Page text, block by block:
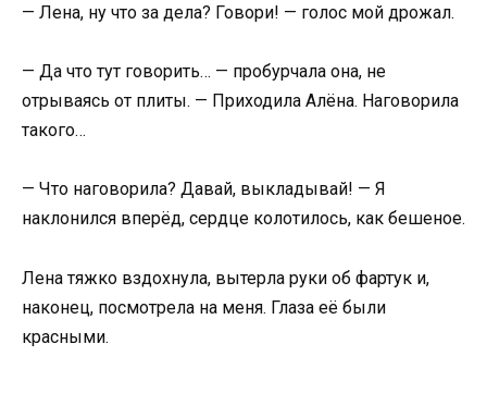
— Лена, ну что за дела? Говори! — голос мой дрожал.
— Да что тут говорить… — пробурчала она, не
отрываясь от плиты. — Приходила Алёна. Наговорила
такого…
— Что наговорила? Давай, выкладывай! — Я
наклонился вперёд, сердце колотилось, как бешеное.
Лена тяжко вздохнула, вытерла руки об фартук и,
наконец, посмотрела на меня. Глаза её были
красными.